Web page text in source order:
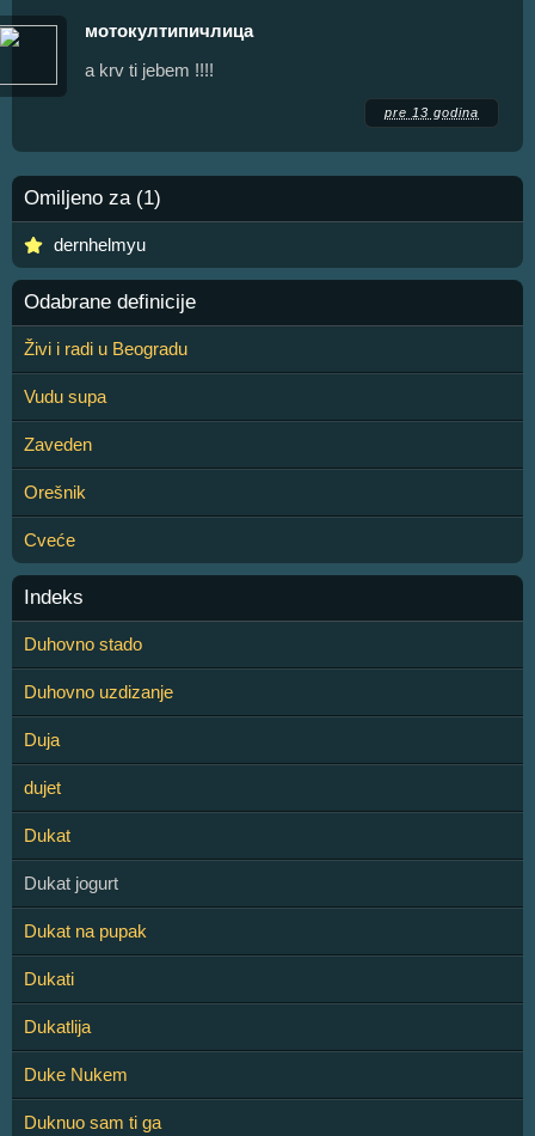
мотокултипичлица
a krv ti jebem !!!!
pre 13 godina
Omiljeno za (1)
dernhelmyu
Odabrane definicije
Živi i radi u Beogradu
Vudu supa
Zaveden
Orešnik
Cveće
Indeks
Duhovno stado
Duhovno uzdizanje
Duja
dujet
Dukat
Dukat jogurt
Dukat na pupak
Dukati
Dukatlija
Duke Nukem
Duknuo sam ti ga